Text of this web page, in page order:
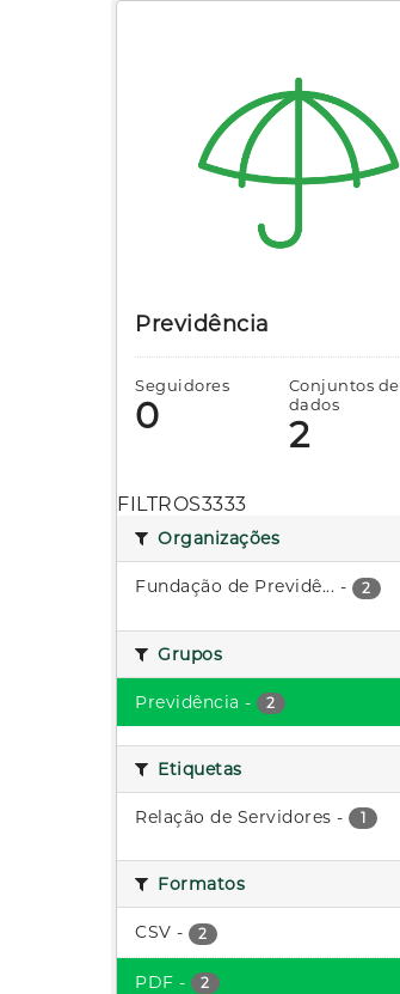
Previdência
Seguidores
0
Conjuntos de
dados
2
FILTROS3333
Organizações
Fundação de Previdê... - 2
Grupos
Previdência - 2
Etiquetas
Relação de Servidores - 1
Formatos
CSV - 2
PDF - 2